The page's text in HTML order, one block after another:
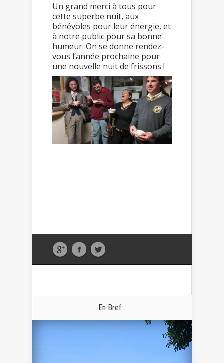
Un grand merci à tous pour
cette superbe nuit, aux
bénévoles pour leur énergie, et
à notre public pour sa bonne
humeur. On se donne rendez-
vous l’année prochaine pour
une nouvelle nuit de frissons !
En Bref...